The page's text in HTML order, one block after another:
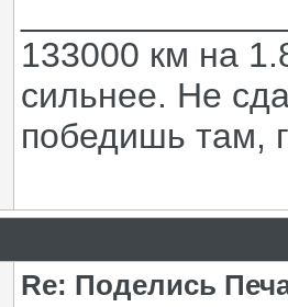
133000 км на
сильнее. Не
победишь там,
Re: Поделись